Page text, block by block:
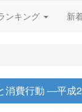
ンキング 新
消費行動 ―平